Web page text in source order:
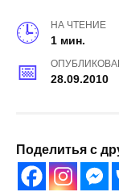
НА ЧТЕНИЕ
1 мин.
28.09.2010
Поделитья с